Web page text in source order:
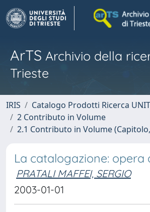
ArTS Archivio della
Trieste
IRIS
Catalogo Prodotti Ricerca
2 Contributo in Volume
2.1 Contributo in Volume
La catalogazione: opera
PRATALI MAFFEI, SERGIO
2003-01-01